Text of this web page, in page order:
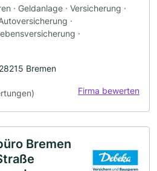
· Geldanlage · Versicherung ·
·
·
Bremen
Firma bewerten
Bremen